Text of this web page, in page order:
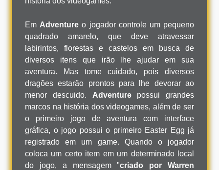
Em Adventure o jogador controle um pequeno
quadrado amarelo, que deve atravessar
labirintos, florestas e castelos em busca de
diversos itens que irão lhe ajudar em sua
aventura. Mas tome cuidado, pois diversos
dragões estarão prontos para lhe devorar ao
menor descuido. Adventurepossui grandes
marcos na história dos videogames, além de ser
o primeiro jogo de aventura com interface
gráfica, o jogo possui o primeiro Easter Egg já
registrado em um game. Quando o jogador
coloca um certo item em um determinado local
do jogo, a mensagem "criado por Warren